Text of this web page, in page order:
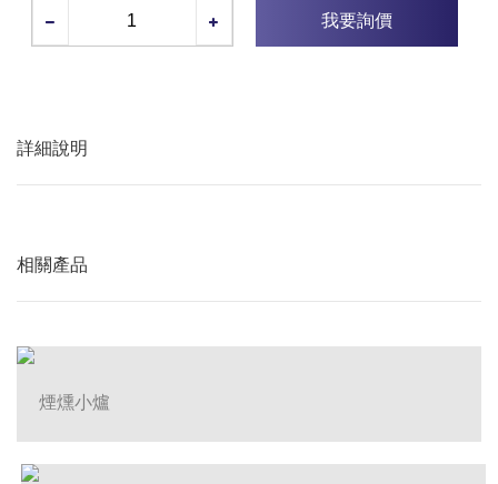
我要詢價
詳細說明
相關產品
煙燻小爐